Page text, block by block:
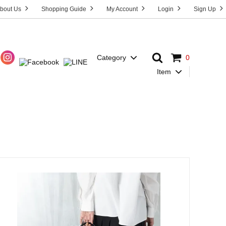
Sign Up
Login
My Account
Shopping Guide
Us
0
Category
Item